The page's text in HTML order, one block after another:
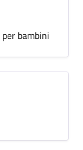
bambini